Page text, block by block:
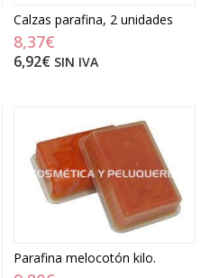
Calzas parafina, 2 unidades
8,37€
6,92€ SIN IVA
Parafina melocotón kilo.